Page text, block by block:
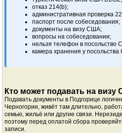
отказ 214(b);
административная проверка
паспорт после собеседования;
документы на визу США;
вопросы на собеседовании;
нельзя телефон в посольство
камера хранения у
Кто может подавать на
Подавать документы в Подгорице
Черногории, живёт там длительно,
семью, жильё или другие связи.
поэтому перед оплатой сбора
записи.